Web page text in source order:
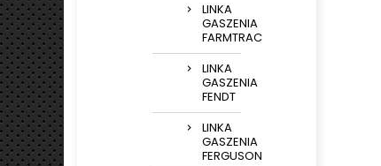
LINKA
GASZENIA
FARMTRAC
LINKA
GASZENIA
FENDT
LINKA
GASZENIA
FERGUSON